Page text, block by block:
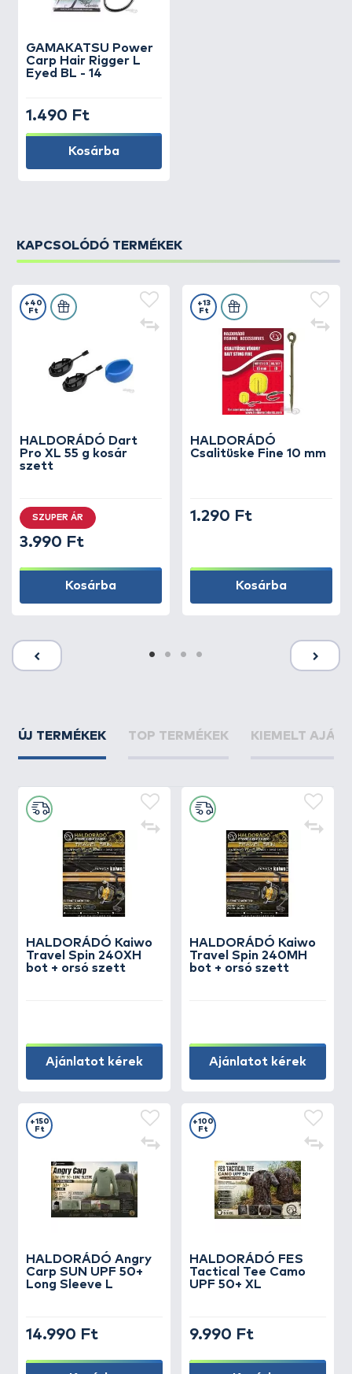
GAMAKATSU Power
Carp Hair Rigger L
Eyed BL - 14
1.490 Ft
Kosárba
KAPCSOLÓDÓ TERMÉKEK
HALDORÁDÓ Dart
Pro XL 55 g kosár
szett
+40
Ft
SZUPER ÁR
3.990 Ft
Kosárba
HALDORÁDÓ
Csalitüske Fine 10 mm
+13
Ft
1.290 Ft
Kosárba
ÚJ TERMÉKEK TOP TERMÉKEK KIEMELT
HALDORÁDÓ Kaiwo
Travel Spin 240XH
bot + orsó szett
Ajánlatot kérek
HALDORÁDÓ Kaiwo
Travel Spin 240MH
bot + orsó szett
Ajánlatot kérek
HALDORÁDÓ Angry
Carp SUN UPF 50+
Long Sleeve L
+150
Ft
14.990 Ft
HALDORÁDÓ FES
Tactical Tee Camo
UPF 50+ XL
+100
Ft
9.990 Ft